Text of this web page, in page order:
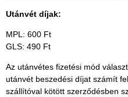
Utánvét díjak:
MPL: 600 Ft
GLS: 490 Ft
Az utánvétes fizetési mód
utánvét beszedési díjat számít
szállítóval kötött szerződésben